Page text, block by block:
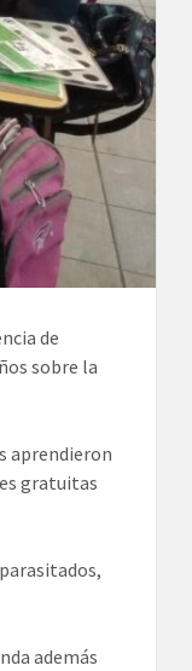
de
sobre la
aprendieron
gratuitas
además